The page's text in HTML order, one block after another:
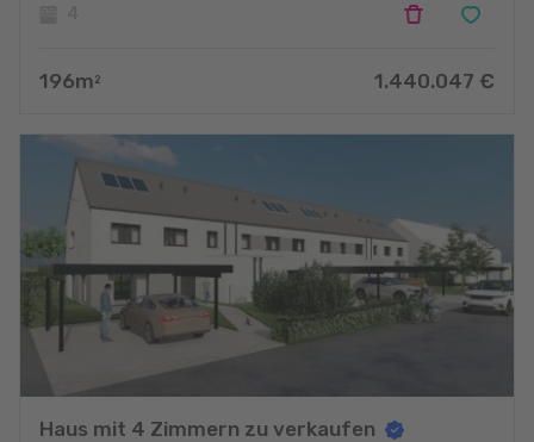
196m 2 1.440.047 €
Haus mit 4 Zimmern zu verkaufen